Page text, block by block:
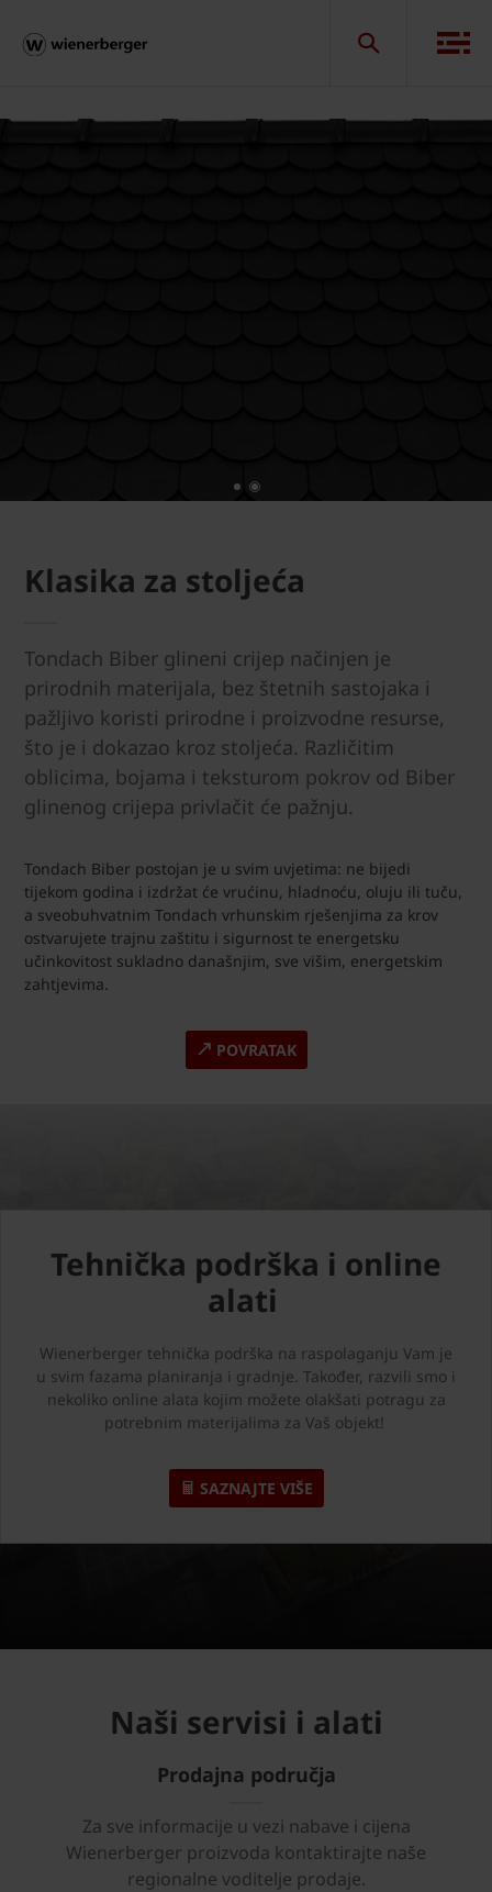
Klasika za stoljeća
Tondach Biber glineni crijep načinjen je
prirodnih materijala, bez štetnih sastojaka i
pažljivo koristi prirodne i proizvodne resurse,
što je i dokazao kroz stoljeća. Različitim
oblicima, bojama i teksturom pokrov od Biber
glinenog crijepa privlačit će pažnju.
Tondach Biber postojan je u svim uvjetima: ne bijedi
tijekom godina i izdržat će vrućinu, hladnoću, oluju ili tuču,
a sveobuhvatnim Tondach vrhunskim rješenjima za krov
ostvarujete trajnu zaštitu i sigurnost te energetsku
učinkovitost sukladno današnjim, sve višim, energetskim
zahtjevima.
POVRATAK
Tehnička podrška i online
alati
Wienerberger tehnička podrška na raspolaganju Vam je
u svim fazama planiranja i gradnje. Također, razvili smo i
nekoliko online alata kojim možete olakšati potragu za
potrebnim materijalima za Vaš objekt!
SAZNAJTE VIŠE
Naši servisi i alati
Prodajna područja
Za sve informacije u vezi nabave i cijena
Wienerberger proizvoda kontaktirajte naše
regionalne voditelje prodaje.